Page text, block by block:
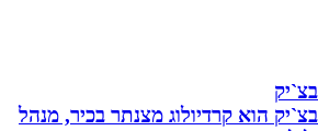
הוא קרדיולוג מצנתר בכיר, מנהל